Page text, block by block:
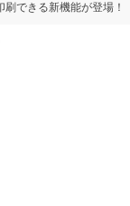
刷できる新機能が登場